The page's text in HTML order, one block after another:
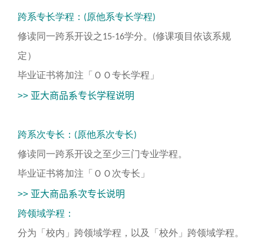
跨系专长学程：(原他系专长学程)
修读同一跨系开设之15-16学分。(修课项目依该系规
定）
毕业证书将加注「ＯＯ专长学程」
>> 亚大商品系专长学程说明
跨系次专长：(原他系次专长)
修读同一跨系开设之至少三门专业学程。
毕业证书将加注「ＯＯ次专长」
>> 亚大商品系次专长说明
跨领域学程：
分为「校内」跨领域学程，以及「校外」跨领域学程。